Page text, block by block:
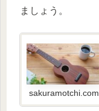
ましょう。
sakuramotchi.com